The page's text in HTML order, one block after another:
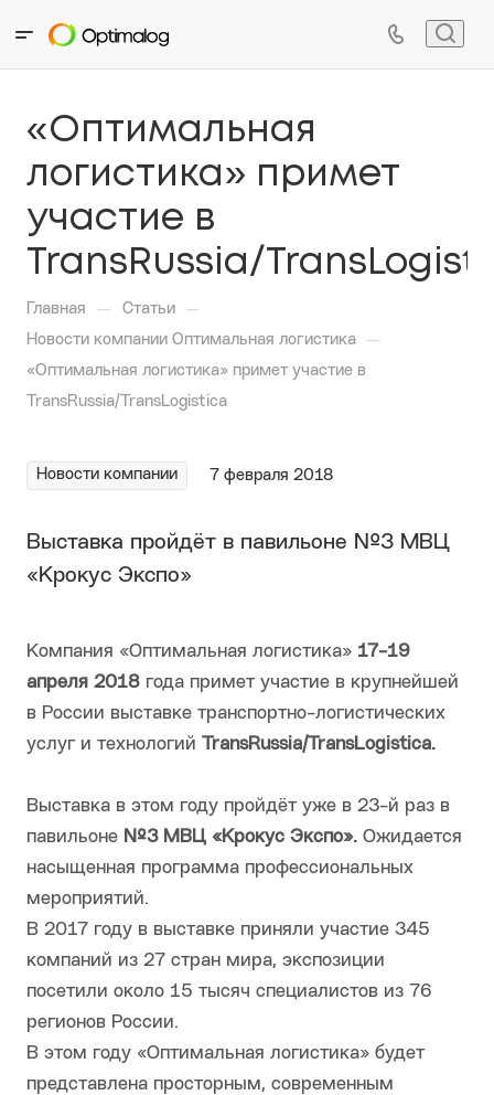
«Оптимальная
логистика» примет
участие в
TransRussia/
Главная — Статьи —
Новости компании Оптимальная логистика —
«Оптимальная логистика» примет участие в
TransRussia/TransLogistica
Новости компании 7 февраля 2018
Выставка пройдёт в павильоне №3 МВЦ
«Крокус Экспо»
Компания «Оптимальная логистика» 17-19
апреля 2018 года примет участие в крупнейшей
в России выставке транспортно-логистических
услуг и технологий TransRussia/TransLogistica.
Выставка в этом году пройдёт уже в 23-й раз в
павильоне №3 МВЦ «Крокус Экспо». Ожидается
насыщенная программа профессиональных
мероприятий.
В 2017 году в выставке приняли участие 345
компаний из 27 стран мира, экспозиции
посетили около 15 тысяч специалистов из 76
регионов России.
В этом году «Оптимальная логистика» будет
представлена просторным, современным